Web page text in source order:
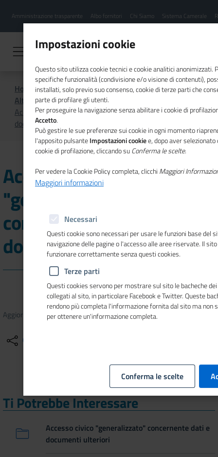
contenuto
Menu
hamburgher
Amministrazione trasparente Albo fornitori Chi Siamo Sistema Camerale
Home
Amministrazione Trasparente
Altri contenuti
Accesso civico
Accesso civico "generalizzato" concernente dati e
documenti ulteriori
Accesso civico
"generalizzato"
concernente dati e
documenti ulteriori
Aggiornato il 19/01/202111:28
Condividi
Ti Potrebbe Interessare
Accesso civico "generalizzato" concernente dati e
documenti ulteriori
Impostazioni cookie
Questo sito utilizza cookie tecnici e cookie analitici anonimizzati.
specifiche funzionalità (condivisione e/o visione di contenuti),
installati, solo previo suo consenso, cookie di terze parti che
parte di profilare gli utenti.
Per proseguire la navigazione senza abilitare i cookie di
Accetto.
Può gestire le sue preferenze sui cookie in ogni momento
l'apposito pulsanteImpostazioni cookiee, dopo aver
cookie di profilazione, cliccando suConferma le scelte.
Per vedere la Cookie Policy completa, clicchi Maggiori
Maggiori informazioni
Necessari
Questi cookie sono necessari per usare le funzioni base del
navigazione delle pagine o l'accesso alle aree riservate. Il
funzionare correttamente senza questi cookies.
Terze parti
Questi cookies servono per mostrare sul sito le bacheche
collegati al sito, in particolare Facebook e Twitter. Queste
rendono più completa l'informazione fornita dal sito ma non
per ottenere un'informazione completa.
Conferma le scelte